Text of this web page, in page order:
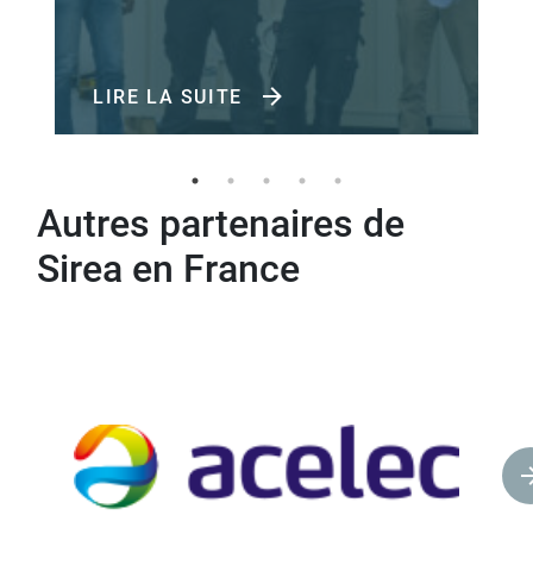
LIRE LA SUITE
Autres partenaires de
Sirea en France